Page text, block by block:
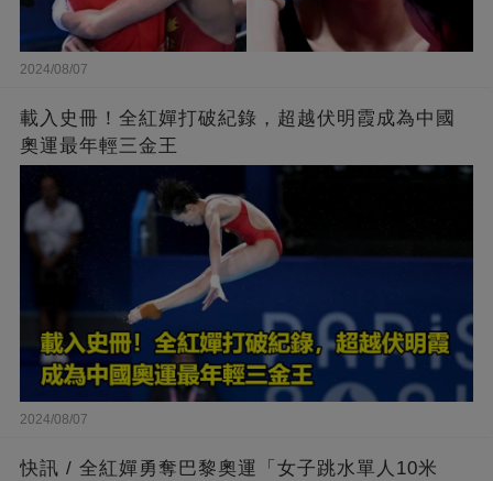
2024/08/07
載入史冊！全紅嬋打破紀錄，超越伏明霞成為中國
奧運最年輕三金王
2024/08/07
快訊 / 全紅嬋勇奪巴黎奧運「女子跳水單人10米